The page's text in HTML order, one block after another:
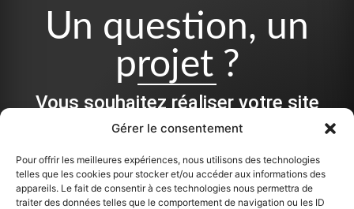
Gérer le consentement
Pour offrir les meilleures expériences, nous utilisons des technologies
telles que les cookies pour stocker et/ou accéder aux informations des
appareils. Le fait de consentir à ces technologies nous permettra de
traiter des données telles que le comportement de navigation ou les ID
Un question, un
projet ?
Vous souhaitez réaliser votre site
Internet, une refonte ou des
Que ce soit pour de la conception, du graphisme, ou pour
monter une équipe autour de votre projet, je peux vous aider